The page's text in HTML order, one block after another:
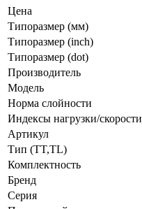
Цена
Типоразмер (мм)
Типоразмер (inch)
Типоразмер (dot)
Производитель
Модель
Норма слойности
Индексы нагрузки/скорости
Артикул
Тип (TT,TL)
Комплектность
Бренд
Серия